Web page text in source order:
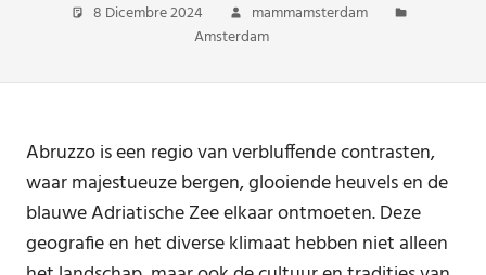
8 Dicembre 2024
mammamsterdam
Amsterdam
Abruzzo is een regio van verbluffende contrasten,
waar majestueuze bergen, glooiende heuvels en de
blauwe Adriatische Zee elkaar ontmoeten. Deze
geografie en het diverse klimaat hebben niet alleen